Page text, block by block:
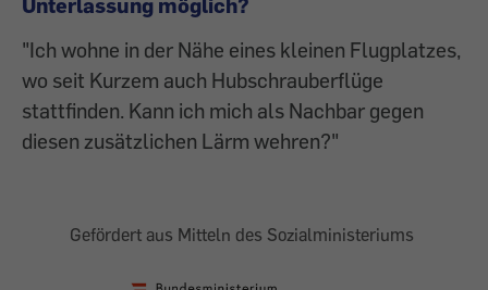
"Ich wohne in der Nähe eines kleinen Flugplatzes,
wo seit Kurzem auch Hubschrauberflüge
stattfinden. Kann ich mich als Nachbar gegen
diesen zusätzlichen Lärm wehren?"
Gefördert aus Mitteln des Sozialministeriums